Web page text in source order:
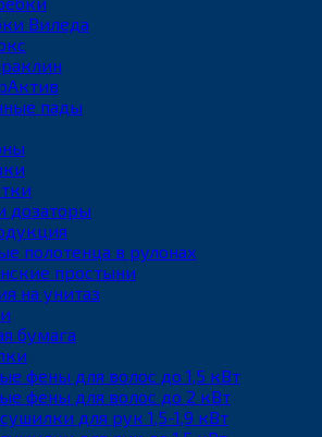
Виледа
пады
дозаторы
полотенца в рулонах
простыни
на унитаз
бумага
фены для волос до 1,5 кВт
фены для волос до 2 кВт
для рук 1,5-1,9 кВт